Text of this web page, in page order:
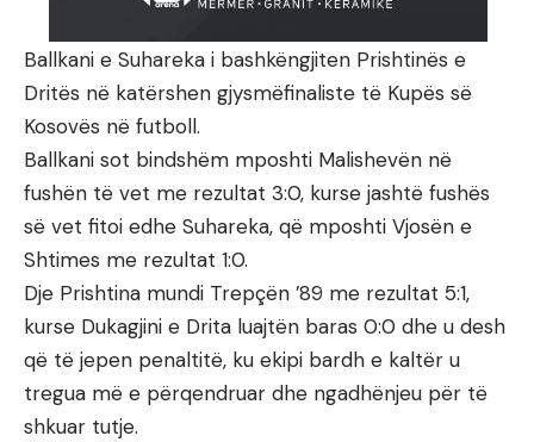
Ballkani e Suhareka i bashkëngjiten Prishtinës e
Dritës në katërshen gjysmëfinaliste të Kupës së
Kosovës në futboll.
Ballkani sot bindshëm mposhti Malishevën në
fushën të vet me rezultat 3:0, kurse jashtë fushës
së vet fitoi edhe Suhareka, që mposhti Vjosën e
Shtimes me rezultat 1:0.
Dje Prishtina mundi Trepçën ’89 me rezultat 5:1,
kurse Dukagjini e Drita luajtën baras 0:0 dhe u desh
që të jepen penaltitë, ku ekipi bardh e kaltër u
tregua më e përqendruar dhe ngadhënjeu për të
shkuar tutje.